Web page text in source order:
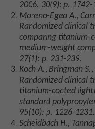
2006. 30(9): p. 1742-
Moreno-Egea A.,
Randomized clinical
comparing titanium-
medium-weight
27(1): p. 231-239.
Koch A., Bringman
Randomized clinical
titanium-coated
standard
95(10): p. 1226-1231.
Scheidbach H.,